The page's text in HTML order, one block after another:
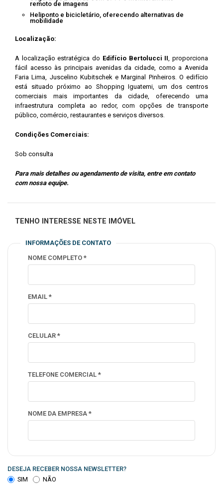
remoto de imagens
Heliponto e bicicletário, oferecendo alternativas de
mobilidade
Localização:
A localização estratégica do Edifício Bertolucci II, proporciona
fácil acesso às principais avenidas da cidade, como a Avenida
Faria Lima, Juscelino Kubitschek e Marginal Pinheiros. O edifício
está situado próximo ao Shopping Iguatemi, um dos centros
comerciais mais importantes da cidade, oferecendo uma
infraestrutura completa ao redor, com opções de transporte
público, comércio, restaurantes e serviços diversos.
Condições Comerciais:
Sob consulta
Para mais detalhes ou agendamento de visita, entre em contato
com nossa equipe.
TENHO INTERESSE NESTE IMÓVEL
INFORMAÇÕES DE CONTATO
NOME COMPLETO *
EMAIL *
CELULAR *
TELEFONE COMERCIAL *
NOME DA EMPRESA *
DESEJA RECEBER NOSSA NEWSLETTER?
SIM
NÃO